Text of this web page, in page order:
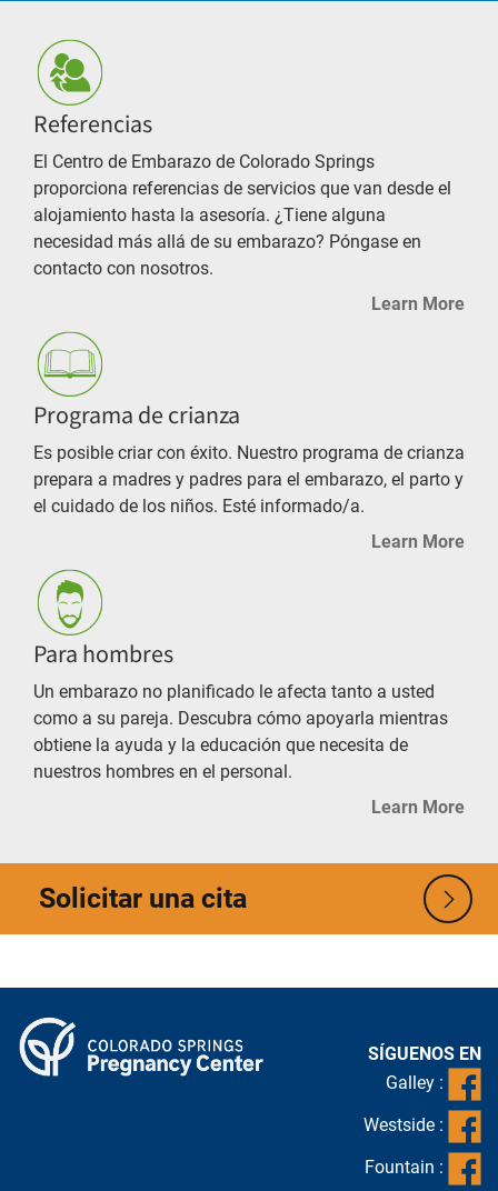
Referencias
El Centro de Embarazo de Colorado Springs
proporciona referencias de servicios que van desde el
alojamiento hasta la asesoría. ¿Tiene alguna
necesidad más allá de su embarazo? Póngase en
contacto con nosotros.
Learn More
Programa de crianza
Es posible criar con éxito. Nuestro programa de crianza
prepara a madres y padres para el embarazo, el parto y
el cuidado de los niños. Esté informado/a.
Learn More
Para hombres
Un embarazo no planificado le afecta tanto a usted
como a su pareja. Descubra cómo apoyarla mientras
obtiene la ayuda y la educación que necesita de
nuestros hombres en el personal.
Learn More
Solicitar una cita
SÍGUENOS EN
Galley :
Westside :
Fountain :